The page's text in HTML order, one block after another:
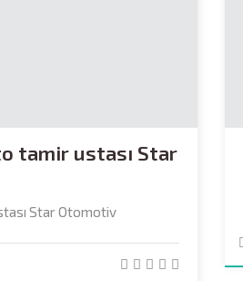
tamir ustası Star
Star Otomotiv